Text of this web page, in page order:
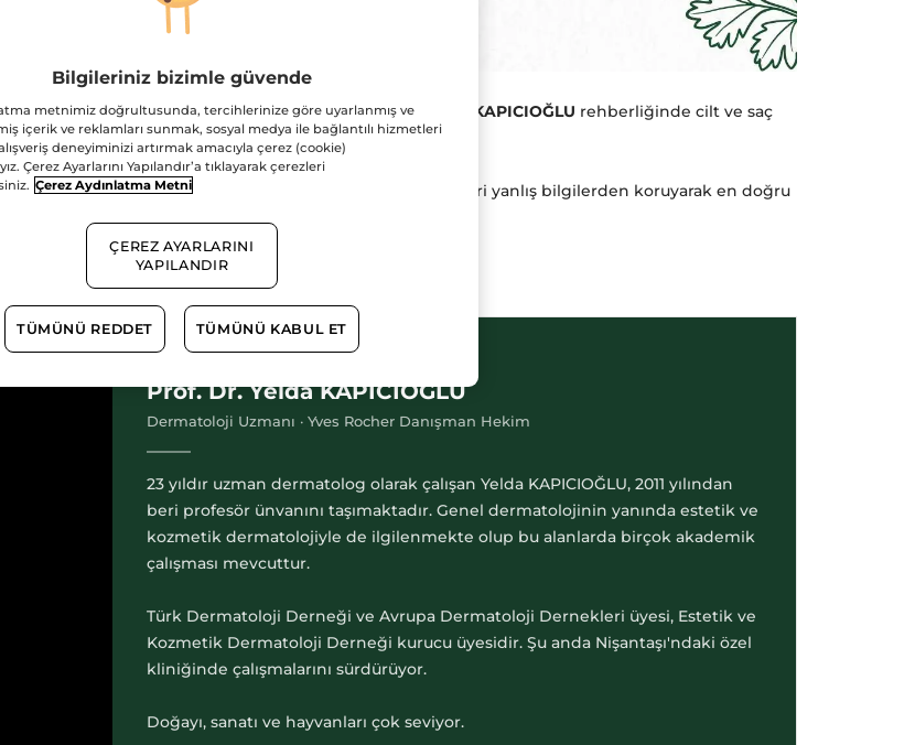
öncülüğünde ve Uzman DermatologProf. Dr. Yelda KAPICIOĞLU rehberliğinde cilt ve saç
için oluşturulmuş herkese açık bir platformdur.
içeriklerle bilgi talep eden herkese ulaşmak ve tüketicileri yanlış bilgilerden koruyarak en doğru
DANIŞMAN HEKIM
Prof. Dr. Yelda KAPICIOĞLU
Dermatoloji Uzmanı · Yves Rocher Danışman Hekim
23 yıldır uzman dermatolog olarak çalışan Yelda KAPICIOĞLU, 2011 yılından
beri profesör ünvanını taşımaktadır. Genel dermatolojinin yanında estetik ve
kozmetik dermatolojiyle de ilgilenmekte olup bu alanlarda birçok akademik
çalışması mevcuttur.
Türk Dermatoloji Derneği ve Avrupa Dermatoloji Dernekleri üyesi, Estetik ve
Kozmetik Dermatoloji Derneği kurucu üyesidir. Şu anda Nişantaşı'ndaki özel
kliniğinde çalışmalarını sürdürüyor.
Doğayı, sanatı ve hayvanları çok seviyor.
Bilgileriniz bizimle güvende
metnimiz doğrultusunda, tercihlerinize göre uyarlanmış ve
içerik ve reklamları sunmak, sosyal medya ile bağlantılı hizmetleri
deneyiminizi artırmak amacıyla çerez (cookie)
Çerez Ayarlarını Yapılandır’a tıklayarak çerezleri
Çerez Aydınlatma Metni
ÇEREZ AYARLARINI
YAPILANDIR
TÜMÜNÜ REDDET TÜMÜNÜ KABUL ET